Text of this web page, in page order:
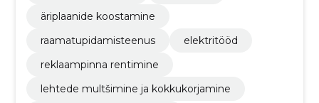
äriplaanide koostamine
raamatupidamisteenus
elektritööd
reklaampinna rentimine
lehtede multšimine ja kokkukorjamine